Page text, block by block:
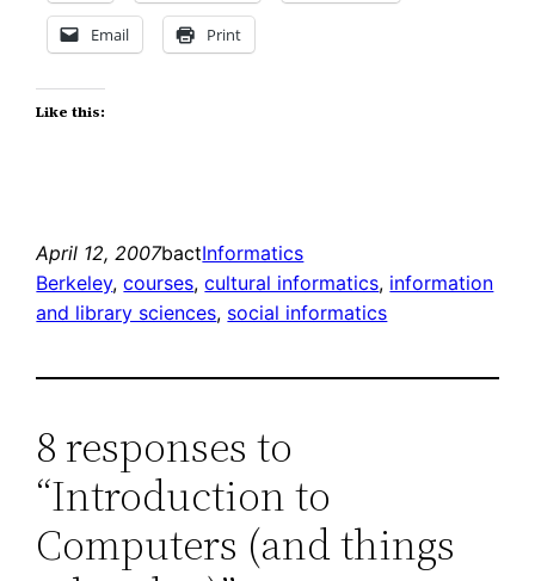
Email Print
Like this:
April 12, 2007bactInformatics
Berkeley, courses, cultural informatics, information
and library sciences, social informatics
8 responses to
“Introduction to
Computers (and things